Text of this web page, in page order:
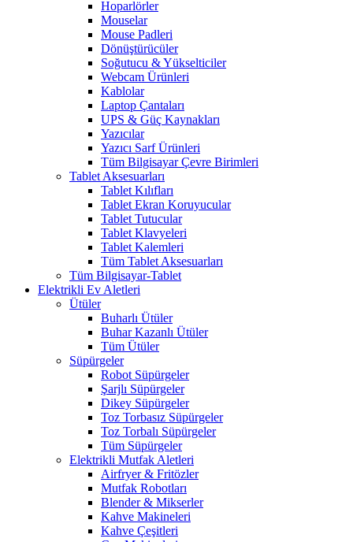
Hoparlörler
Mouselar
Mouse Padleri
Dönüştürücüler
Soğutucu & Yükselticiler
Webcam Ürünleri
Kablolar
Laptop Çantaları
UPS & Güç Kaynakları
Yazıcılar
Yazıcı Sarf Ürünleri
Tüm Bilgisayar Çevre Birimleri
Tablet Aksesuarları
Tablet Kılıfları
Tablet Ekran Koruyucular
Tablet Tutucular
Tablet Klavyeleri
Tablet Kalemleri
Tüm Tablet Aksesuarları
Tüm Bilgisayar-Tablet
Elektrikli Ev Aletleri
Ütüler
Buharlı Ütüler
Buhar Kazanlı Ütüler
Tüm Ütüler
Süpürgeler
Robot Süpürgeler
Şarjlı Süpürgeler
Dikey Süpürgeler
Toz Torbasız Süpürgeler
Toz Torbalı Süpürgeler
Tüm Süpürgeler
Elektrikli Mutfak Aletleri
Airfryer & Fritözler
Mutfak Robotları
Blender & Mikserler
Kahve Makineleri
Kahve Çeşitleri